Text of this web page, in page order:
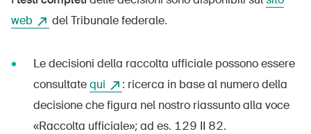
web
del Tribunale federale.
Le decisioni della raccolta ufficiale possono essere
consultatequi
: ricerca in base al numero della
decisione che figura nel nostro riassunto alla voce
«Raccolta ufficiale»; ad es. 129 II 82.